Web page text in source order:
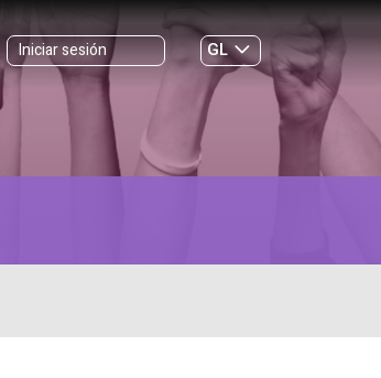
Iniciar sesión
GL
ES|